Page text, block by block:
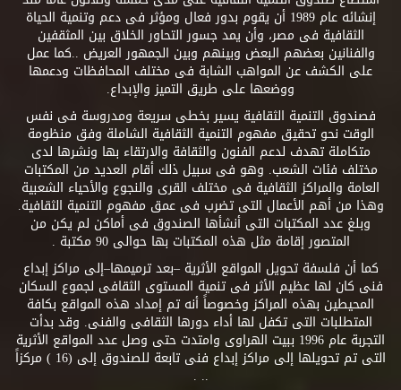
إنشائه عام 1989 أن يقوم بدور فعال ومؤثر فى دعم وتنمية الحياة
الثقافية فى مصر، وأن يمد جسور التحاور الخلاق بين المثقفين
والفنانين بعضهم البعض وبينهم وبين الجمهور العريض ..كما عمل
على الكشف عن المواهب الشابة فى مختلف المحافظات ودعمها
ووضعها على طريق التميز والإبداع.
فصندوق التنمية الثقافية يسير بخطى سريعة ومدروسة فى نفس
الوقت نحو تحقيق مفهوم التنمية الثقافية الشاملة وفق منظومة
متكاملة تهدف لدعم الفنون والثقافة والارتقاء بها ونشرها لدى
مختلف فئات الشعب. وهو فى سبيل ذلك أقام العديد من المكتبات
العامة والمراكز الثقافية فى مختلف القرى والنجوع والأحياء الشعبية
وهذا من أهم الأعمال التى تضرب فى عمق مفهوم التنمية الثقافية.
وبلغ عدد المكتبات التى أنشأها الصندوق فى أماكن لم يكن من
المتصور إقامة مثل هذه المكتبات بها حوالى 90 مكتبة .
كما أن فلسفة تحويل المواقع الأثرية –بعد ترميمها–إلى مراكز إبداع
فنى كان لها عظيم الأثر فى تنمية المستوى الثقافى لجموع السكان
المحيطين بهذه المراكز وخصوصاً أنه تم إمداد هذه المواقع بكافة
المتطلبات التى تكفل لها أداء دورها الثقافى والفنى. وقد بدأت
التجربة عام 1996 ببيت الهراوى وامتدت حتى وصل عدد المواقع الأثرية
التى تم تحويلها إلى مراكز إبداع فنى تابعة للصندوق إلى (16 ) مركزاً
.. .